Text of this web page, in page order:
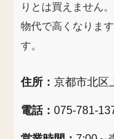
りとは買えません
物代で高くなりま
す。
住所： 京都市北区
電話： 075-781-